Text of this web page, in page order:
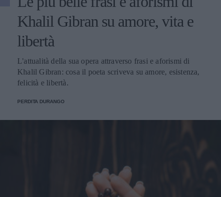
Khalil Gibran su amore, vita e
libertà
L'attualità della sua opera attraverso frasi e aforismi di
Khalil Gibran: cosa il poeta scriveva su amore, esistenza,
felicità e libertà.
PERDITA DURANGO